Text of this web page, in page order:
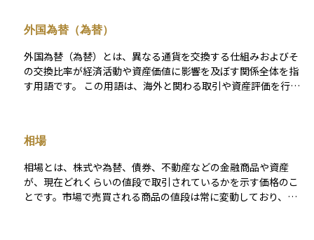
外国為替（為替）
外国為替（為替）とは、異なる通貨を交換する仕組みおよびそ
の交換比率が経済活動や資産価値に影響を及ぼす関係全体を指
す用語です。 この用語は、海外と関わる取引や資産評価を行う
す。円と他国通貨との関係が変化することで、同じ資産であっ
ても円換算の価値や損益が変わるため、投資判断や成果の解釈
に影響します。 為替が問題になるのは、「通貨を交換する瞬
間」だけではありません。実際には、外貨建て資産を保有して
いる期間全体にわたり、為替は見えない変動要因として作用し
相場
相場とは、株式や為替、債券、不動産などの金融商品や資産
が、現在どれくらいの値段で取引されているかを示す価格のこ
とです。市場で売買される商品の値段は常に変動しており、こ